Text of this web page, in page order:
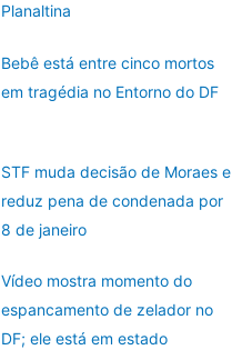
Planaltina
Bebê está entre cinco mortos
em tragédia no Entorno do DF
STF muda decisão de Moraes e
reduz pena de condenada por
8 de janeiro
Vídeo mostra momento do
espancamento de zelador no
DF; ele está em estado